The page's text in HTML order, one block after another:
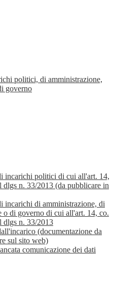
politici, di amministrazione,
governo
incarichi politici di cui all'art. 14,
dlgs n. 33/2013 (da pubblicare in
incarichi di amministrazione, di
o di governo di cui all'art. 14, co.
dlgs n. 33/2013
(documentazione da
sul sito web)
comunicazione dei dati